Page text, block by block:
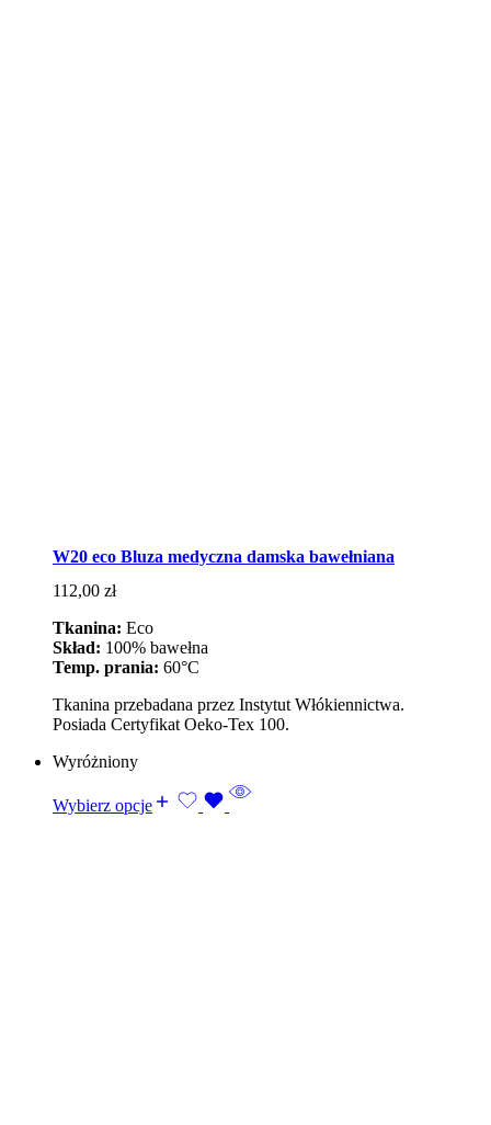
W20 eco Bluza medyczna damska bawełniana
112,00 zł
Tkanina: Eco
Skład: 100% bawełna
Temp. prania: 60°C
Tkanina przebadana przez Instytut Włókiennictwa.
Posiada Certyfikat Oeko-Tex 100.
Wyróżniony
Wybierz opcje